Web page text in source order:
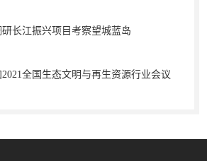
长江振兴项目考察望城蓝岛
全国生态文明与再生资源行业会议